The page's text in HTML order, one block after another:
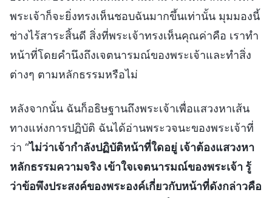
พระเจ้าก็จะยิ่งทรงเห็นชอบฉันมากขึ้นเท่านั้น มุมมองนี้
ช่างไร้สาระสิ้นดี สิ่งที่พระเจ้าทรงเห็นคุณค่าคือ เราทำ
หน้าที่โดยคำนึงถึงเจตนารมณ์ของพระเจ้าและทำสิ่ง
ต่างๆ ตามหลักธรรมหรือไม่
หลังจากนั้น ฉันก็อธิษฐานถึงพระเจ้าเพื่อแสวงหาเส้น
ทางแห่งการปฏิบัติ ฉันได้อ่านพระวจนะของพระเจ้าที่
ว่า “ไม่ว่าเจ้ากำลังปฏิบัติหน้าที่ใดอยู่ เจ้าต้องแสวงหา
หลักธรรมความจริง เข้าใจเจตนารมณ์ของพระเจ้า รู้
ว่าข้อพึงประสงค์ของพระองค์เกี่ยวกับหน้าที่ดังกล่าวคือ